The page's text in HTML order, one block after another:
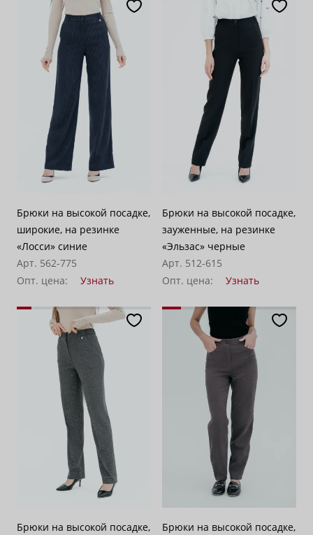
Брюки на высокой посадке,
широкие, на резинке
«Лосси» синие
Арт. 562-775
Опт. цена:
Узнать
Брюки на высокой посадке,
зауженные, на резинке
«Эльзас» черные
Арт. 512-615
Опт. цена:
Узнать
Брюки на высокой посадке,
Брюки на высокой посадке,